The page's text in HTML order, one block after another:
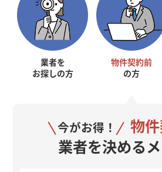
業者を
お探しの方
物件契約前
の方
今がお得！ 物
業者を決める